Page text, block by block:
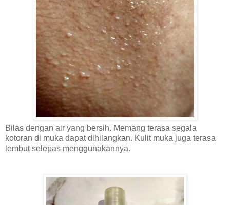
Bilas dengan air yang bersih. Memang terasa segala
kotoran di muka dapat dihilangkan. Kulit muka juga terasa
lembut selepas menggunakannya.